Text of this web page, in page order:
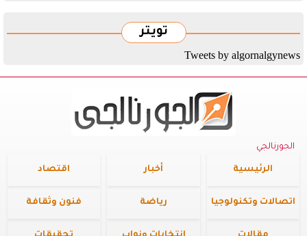
تويتر
Tweets by algornalgynews
الجورنالجي
الرئيسية أخبار اقتصاد
اتصالات وتكنولوجيا رياضة فنون وثقافة